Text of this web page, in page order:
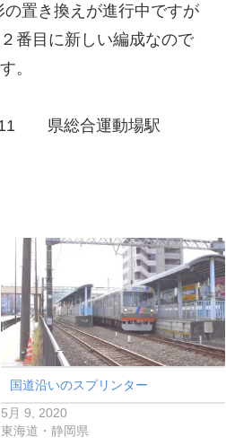
置き換えが進行中ですが
番目に新しい編成なので
。
県総合運動場駅
国道沿いのスプリンター
5月 9, 2020
東海道・静岡県